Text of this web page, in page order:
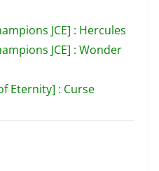
JCE] : Hercules
JCE] : Wonder
Eternity] : Curse